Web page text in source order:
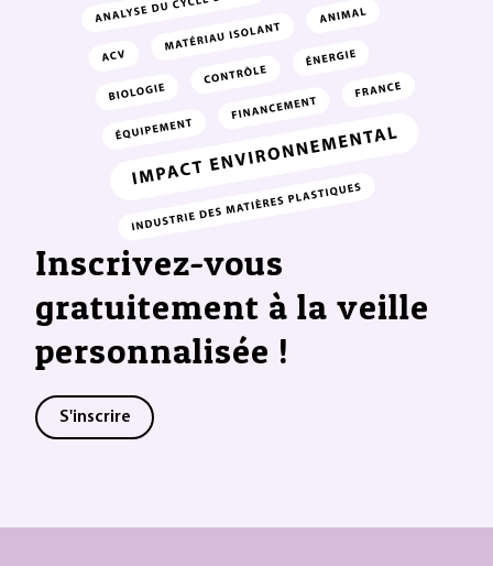
Inscrivez-vous
gratuitement à la veille
personnalisée !
S'inscrire